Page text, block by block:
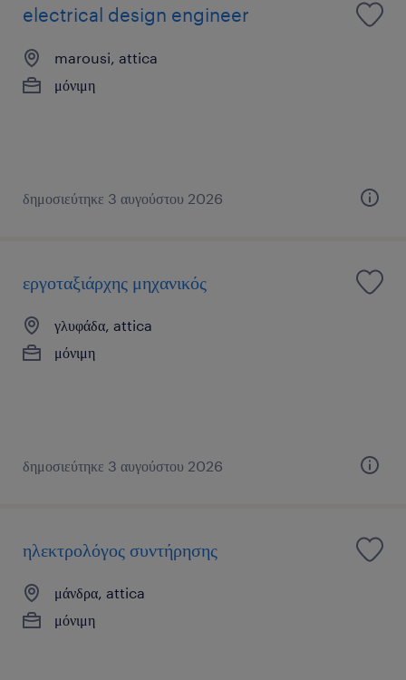
electrical design engineer
marousi, attica
μόνιμη
δημοσιεύτηκε 3 αυγούστου 2026
εργοταξιάρχης μηχανικός
γλυφάδα, attica
μόνιμη
δημοσιεύτηκε 3 αυγούστου 2026
ηλεκτρολόγος συντήρησης
μάνδρα, attica
μόνιμη